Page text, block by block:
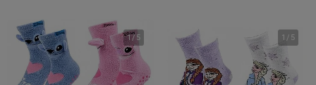
1/ 5 1 / 5